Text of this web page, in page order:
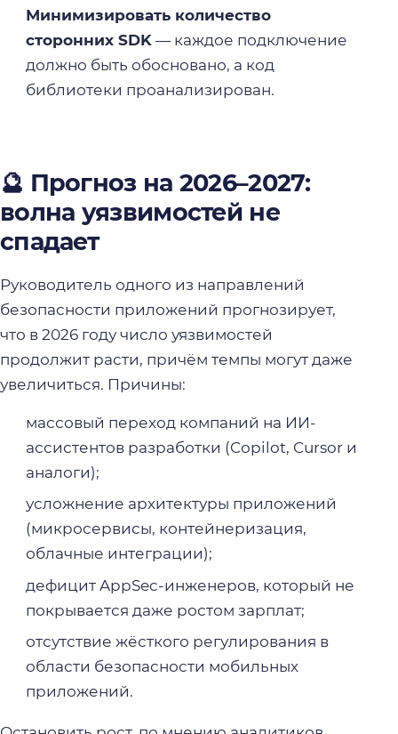
Минимизировать количество
сторонних SDK— каждое подключение
должно быть обосновано, а код
библиотеки проанализирован.
🔮 Прогноз на 2026–2027:
волна уязвимостей не
спадает
Руководитель одного из направлений
безопасности приложений прогнозирует,
что в 2026 году число уязвимостей
продолжит расти, причём темпы могут даже
увеличиться. Причины:
массовый переход компаний на ИИ-
ассистентов разработки (Copilot, Cursor и
аналоги);
усложнение архитектуры приложений
(микросервисы, контейнеризация,
облачные интеграции);
дефицит AppSec-инженеров, который не
покрывается даже ростом зарплат;
отсутствие жёсткого регулирования в
области безопасности мобильных
приложений.